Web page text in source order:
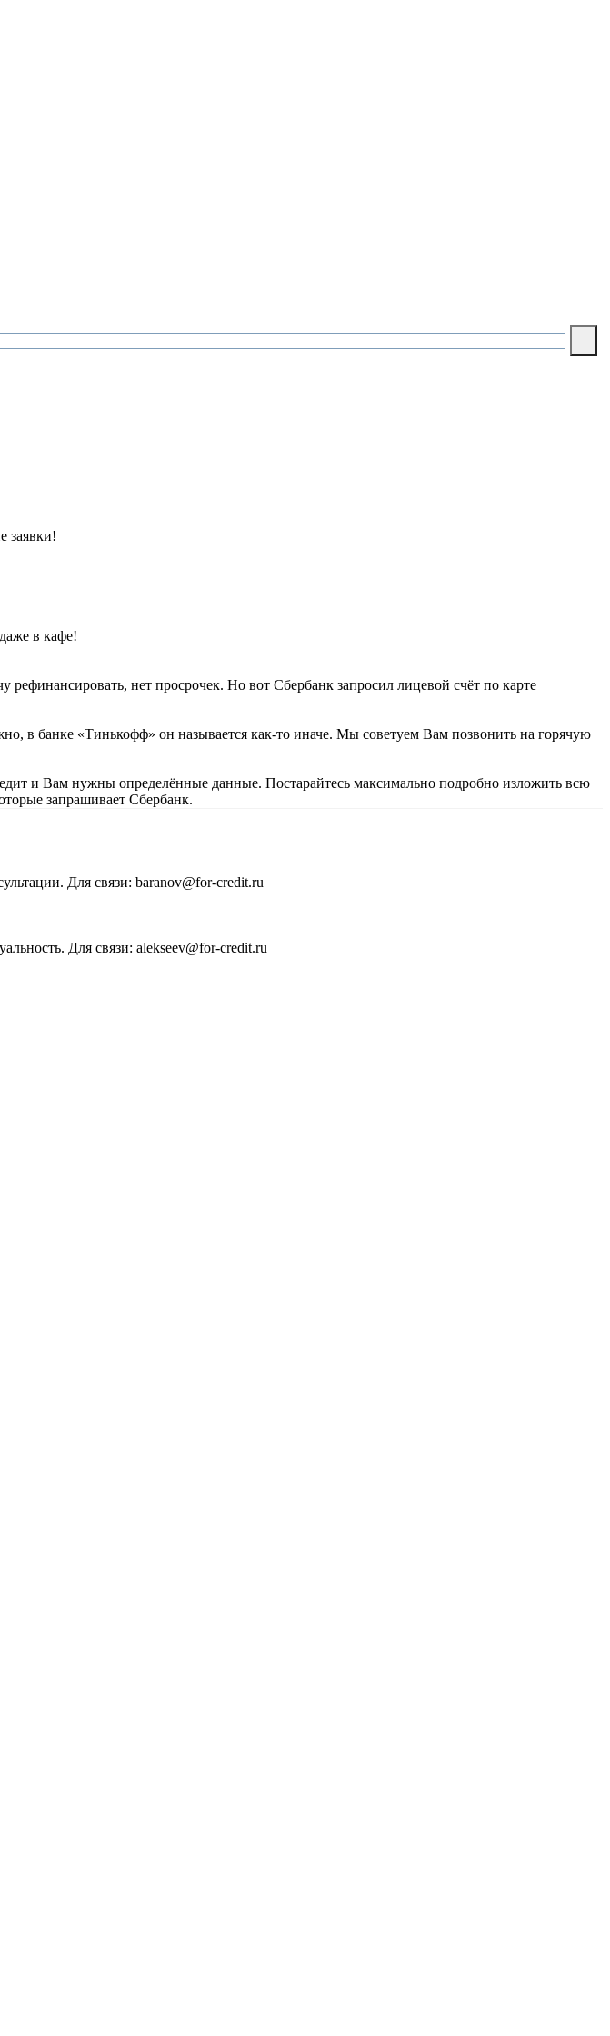
заявки!
в кафе!
нет просрочек. Но вот Сбербанк запросил лицевой счёт по карте
в банке «Тинькофф» он называется как-то иначе. Мы советуем Вам позвонить на горячую
и Вам нужны определённые данные. Постарайтесь максимально подробно изложить всю
запрашивает Сбербанк.
Для связи: baranov@for-credit.ru
Для связи: alekseev@for-credit.ru